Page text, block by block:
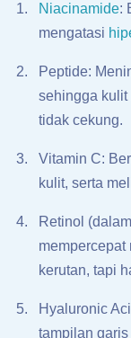
Niacinamide:
mengatasi
Peptide:
sehingga kulit
tidak cekung.
Vitamin C:
kulit, serta
Retinol
mempercepat
kerutan, tapi
Hyaluronic
tampilan